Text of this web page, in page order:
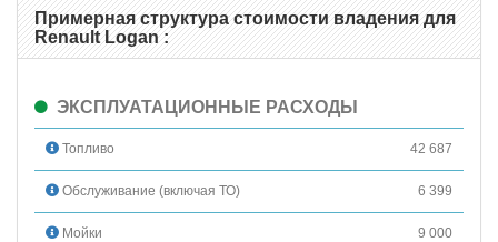
Примерная структура стоимости владения для
Renault Logan :
ЭКСПЛУАТАЦИОННЫЕ РАСХОДЫ
Топливо 42 687
Обслуживание (включая ТО) 6 399
Мойки 9 000